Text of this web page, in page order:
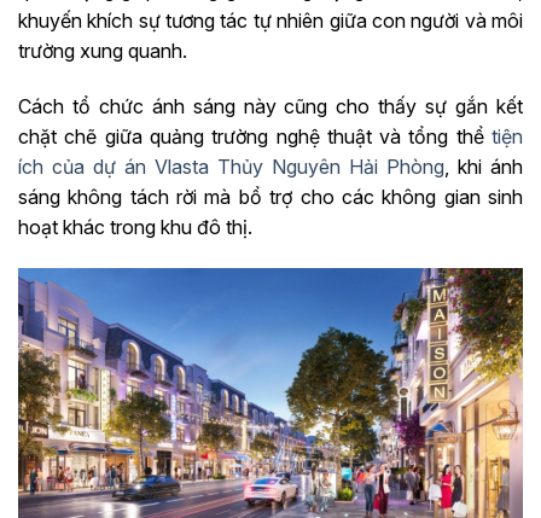
khuyến khích sự tương tác tự nhiên giữa con người và môi
trường xung quanh.
Cách tổ chức ánh sáng này cũng cho thấy sự gắn kết
chặt chẽ giữa quảng trường nghệ thuật và tổng thể tiện
ích của dự án Vlasta Thủy Nguyên Hải Phòng, khi ánh
sáng không tách rời mà bổ trợ cho các không gian sinh
hoạt khác trong khu đô thị.